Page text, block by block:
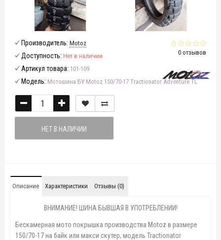
0 отзывов
Производитель: Motoz
Доступность: Нет в наличии
Артикул товара: 101-109
Модель: Мотошина БУ Motoz 150/70-17 Tractionator Adventure TL
НЕТ В НАЛИЧИИ
Описание Характеристики Отзывы (0)
ВНИМАНИЕ! ШИНА БЫВШАЯ В УПОТРЕБЛЕНИИ!
Бескамерная мото покрышка производства Motoz в размере
150/70-17 на байк или макси скутер, модель Tractionator